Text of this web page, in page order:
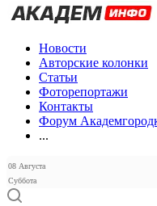
Новости
Авторские колонки
Статьи
Фоторепортажи
Контакты
Форум
...
08 Августа
Суббота